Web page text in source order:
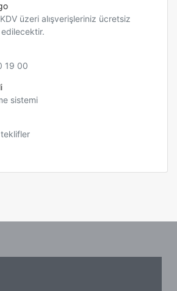
üzeri alışverişleriniz ücretsiz
19 00
sistemi